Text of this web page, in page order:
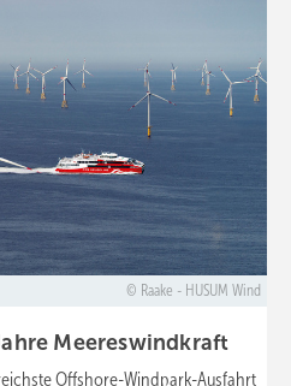
Raake - HUSUM Wind
Meereswindkraft
Offshore-Windpark-Ausfahrt